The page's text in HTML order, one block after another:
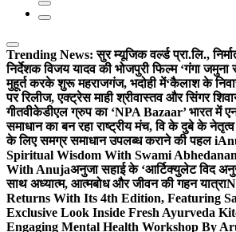
Trending News: सुर म्यूजिक वर्ल्ड प्रा.लि.,
निर्देशक विजय यादव की भोजपुरी फिल्म ‘गंगा
मुहूर्त करके शुरू महराजगंज, भदोही में‘कैलाश के
पर रिलीज, एक्ट्रेस माही श्रीवास्तव और सिंगर
गीतवीकेडीएल ग्रुप का ‘NPA Bazaar’ भारत में
समाधान का बन रहा राष्ट्रीय मंच, वि के दुबे के नेतृत्व
के लिए समग्र समाधान उपलब्ध कराने की पहल i
Spiritual Wisdom With Swami
With Anujaअनुजा सहाई के ‘आर्टिक्युलेट विद
साथ अध्यात्म, आत्मबोध और जीवन की गहन यात्रा
Returns With Its 4th Edition, Featuring
Exclusive Look Inside Fresh Ayurveda
Engaging Mental Health Workshop By